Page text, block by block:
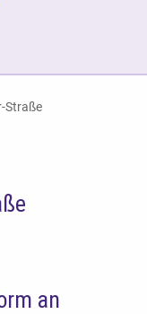
Straße
an